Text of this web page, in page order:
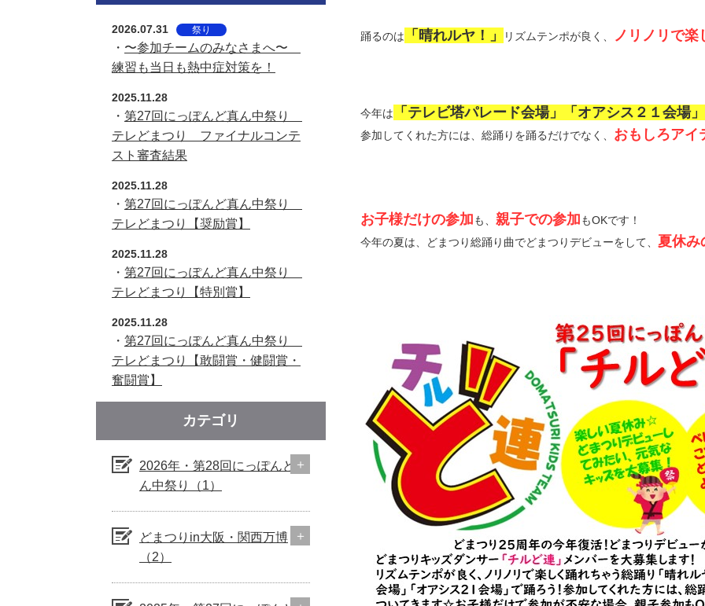
踊るのは 「晴れルヤ！」 リズムテンポが良く、 ノリノリで楽
今年は 「テレビ塔パレード会場」「オアシス２１会場」
参加してくれた方には、総踊りを踊るだけでなく、 おもしろアイ
お子様だけの参加も、 親子での参加もOKです！
今年の夏は、どまつり総踊り曲でどまつりデビューをして、 夏休み
2026.07.31 祭り
・ 〜参加チームのみなさまへ〜
練習も当日も熱中症対策を！
2025.11.28
・ 第27回にっぽんど真ん中祭り
テレどまつり ファイナルコンテ
スト審査結果
2025.11.28
・ 第27回にっぽんど真ん中祭り
テレどまつり【奨励賞】
2025.11.28
・ 第27回にっぽんど真ん中祭り
テレどまつり【特別賞】
2025.11.28
・ 第27回にっぽんど真ん中祭り
テレどまつり【敢闘賞・健闘賞・
奮闘賞】
カテゴリ
2026年・第28回にっぽんど真
ん中祭り（1）
どまつりin大阪・関西万博
（2）